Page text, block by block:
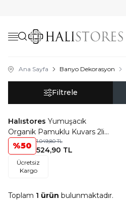
Ana Sayfa Banyo Dekorasyon
Filtrele
Favorilere Ekle
Halıstores Yumuşacık
Organik Pamuklu Kuvars 2li
Banyo Paspası Ekru
%50 1.049,80TL
524,90 TL
Ücretsiz
Kargo
Toplam 1 ürün bulunmaktadır.